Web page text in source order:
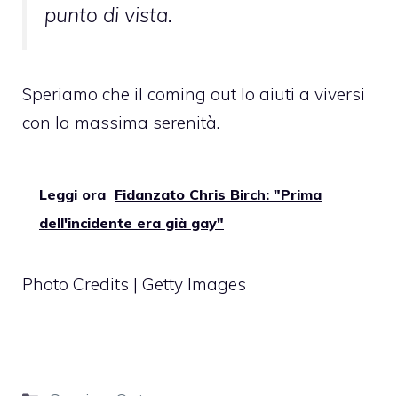
punto di vista.
Speriamo che il coming out lo aiuti a viversi
con la massima serenità.
Leggi ora Fidanzato Chris Birch: "Prima
dell'incidente era già gay"
Photo Credits | Getty Images